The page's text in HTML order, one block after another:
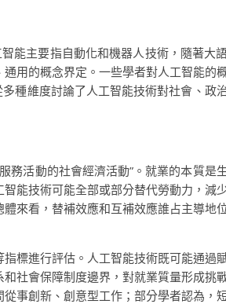
能主要指自動化和機器人技術，隨著大
用的概念界定。一些學者對人工智能的
種維度討論了人工智能技術對社會、政
務活動的社會經濟活動”。就業的本質是
能技術可能全部或部分替代勞動力，減
來看，替補效應和互補效應誰占主導地
標進行評估。人工智能技術既可能通過
社會保障制度邊界，對就業質量形成挑
事創新、創意型工作；部分學者認為，